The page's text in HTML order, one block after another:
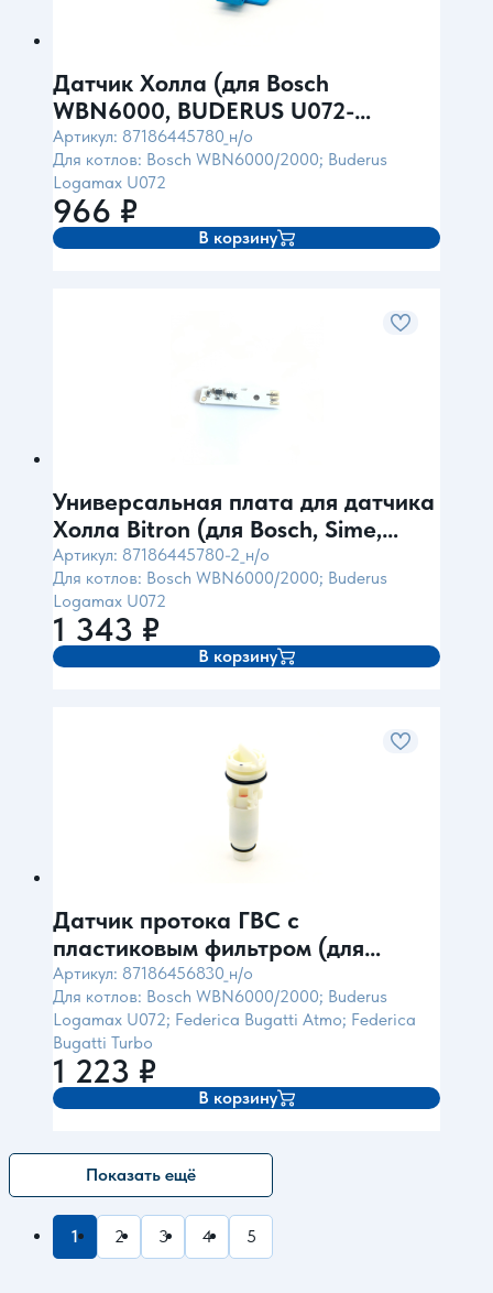
Датчик Холла (для Bosch
WBN6000, BUDERUS U072-
18К/24К/28К) Bitron Италия
Артикул: 87186445780_н/о
Для котлов: Bosch WBN6000/2000; Buderus
Logamax U072
966 ₽
В корзину
Универсальная плата для датчика
Холла Bitron (для Bosch, Sime,
Biasi)
Артикул: 87186445780-2_н/о
Для котлов: Bosch WBN6000/2000; Buderus
Logamax U072
1 343 ₽
В корзину
Датчик протока ГВС с
пластиковым фильтром (для
BOSCH 6000)
Артикул: 87186456830_н/о
Для котлов: Bosch WBN6000/2000; Buderus
Logamax U072; Federica Bugatti Atmo; Federica
Bugatti Turbo
1 223 ₽
В корзину
Показать ещё
1 2 3 4 5